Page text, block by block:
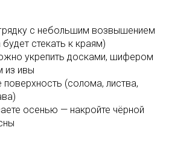
с небольшим возвышением
стекать к краям)
укрепить досками, шифером
из ивы
поверхность (солома, листва,
осенью — накройте чёрной